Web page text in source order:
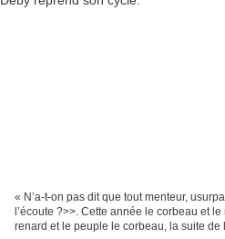
« N’a-t-on pas dit que tout menteur,
l’écoute ?>>. Cette année le corbeau et
renard et le peuple le corbeau, la suite de